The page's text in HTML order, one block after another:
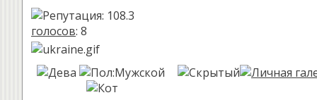
голосов: 8